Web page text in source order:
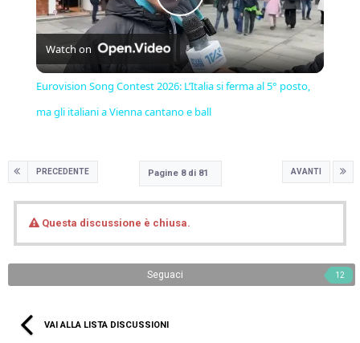
Play
Video
Watch on
Eurovision Song Contest 2026: L’Italia si ferma al 5° posto,
ma gli italiani a Vienna cantano e ball
PRECEDENTE AVANTI
Pagine 8 di 81
Questa discussione è chiusa.
Seguaci 12
VAI ALLA LISTA DISCUSSIONI